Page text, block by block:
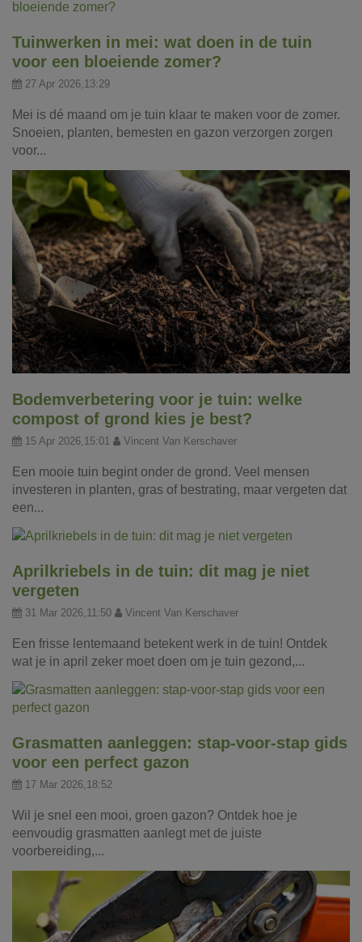
Tuinwerken in mei: wat doen in de tuin
voor een bloeiende zomer?
27 Apr 2026,13:29
Mei is dé maand om je tuin klaar te maken voor de zomer.
Snoeien, planten, bemesten en gazon verzorgen zorgen
voor...
Bodemverbetering voor je tuin: welke
compost of grond kies je best?
15 Apr 2026,15:01 Vincent Van Kerschaver
Een mooie tuin begint onder de grond. Veel mensen
investeren in planten, gras of bestrating, maar vergeten dat
een...
Aprilkriebels in de tuin: dit mag je niet
vergeten
31 Mar 2026,11:50 Vincent Van Kerschaver
Een frisse lentemaand betekent werk in de tuin! Ontdek
wat je in april zeker moet doen om je tuin gezond,...
Grasmatten aanleggen: stap-voor-stap gids
voor een perfect gazon
17 Mar 2026,18:52
Wil je snel een mooi, groen gazon? Ontdek hoe je
eenvoudig grasmatten aanlegt met de juiste
voorbereiding,...